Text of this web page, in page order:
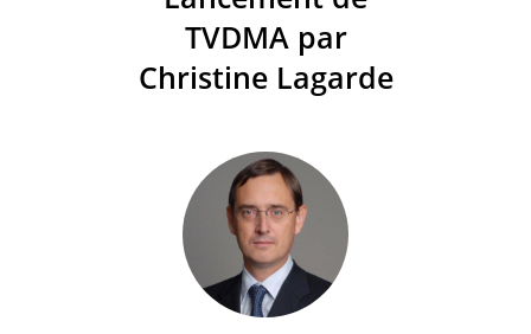
TVDMA par
Christine Lagarde